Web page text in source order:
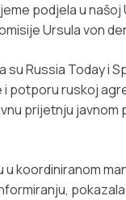
podjela u našoj
Ursula von
su Russia Today i
potporu ruskoj
prijetnju javnom
u koordiniranom